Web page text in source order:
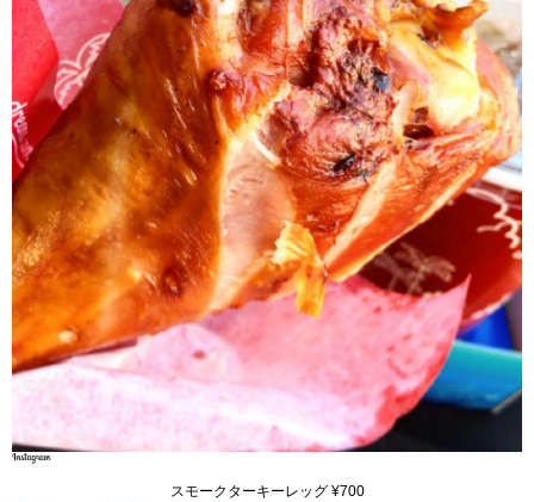
スモークターキーレッグ ¥700